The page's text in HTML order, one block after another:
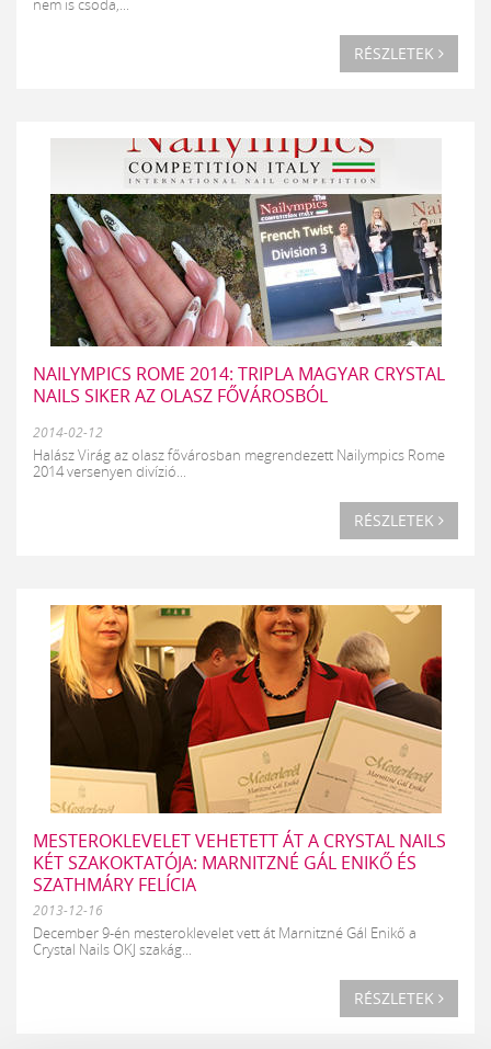
nem is csoda,...
RÉSZLETEK
NAILYMPICS ROME 2014: TRIPLA MAGYAR CRYSTAL
NAILS SIKER AZ OLASZ FŐVÁROSBÓL
2014-02-12
Halász Virág az olasz fővárosban megrendezett Nailympics Rome
2014 versenyen divízió...
RÉSZLETEK
MESTEROKLEVELET VEHETETT ÁT A CRYSTAL NAILS
KÉT SZAKOKTATÓJA: MARNITZNÉ GÁL ENIKŐ ÉS
SZATHMÁRY FELÍCIA
2013-12-16
December 9-én mesteroklevelet vett át Marnitzné Gál Enikő a
Crystal Nails OKJ szakág...
RÉSZLETEK